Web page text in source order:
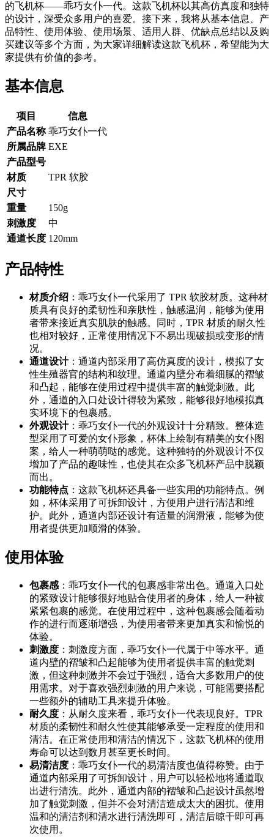
的飞机杯——乖巧女仆一代。这款飞机杯以其高仿真度和独特
的设计，深受众多用户的喜爱。接下来，我将从基本信息、产
品特性、使用体验、使用场景、适用人群、优缺点总结以及购
买建议等多个方面，为大家详细解读这款飞机杯，希望能为大
家提供有价值的参考。
基本信息
项目
信息
产品名称 乖巧女仆一代
所属品牌 EXE
产品型号
材质
TPR 软胶
尺寸
重量
150g
刺激度
中
通道长度 120mm
产品特性
材质介绍 ：乖巧女仆一代采用了 TPR 软胶材质。这种材
质具有良好的柔韧性和亲肤性，触感温润，能够为使用
者带来接近真实肌肤的触感。同时，TPR 材质的耐久性
也相对较好，正常使用情况下不易出现破损或变形的情
况。
通道设计：通道内部采用了高仿真度的设计，模拟了女
性生殖器官的结构和纹理。通道内壁分布着细腻的褶皱
和凸起，能够在使用过程中提供丰富的触觉刺激。此
外，通道的入口处设计得较为紧致，能够很好地模拟真
实环境下的包裹感。
外观设计：乖巧女仆一代的外观设计十分精致。整体造
型采用了可爱的女仆形象，杯体上绘制有精美的女仆图
案，给人一种萌萌哒的感觉。这种独特的外观设计不仅
增加了产品的趣味性，也使其在众多飞机杯产品中脱颖
而出。
功能特点 ：这款飞机杯还具备一些实用的功能特点。例
如，杯体采用了可拆卸设计，方便用户进行清洁和维
护。此外，通道内部还设计有适量的润滑液，能够为使
用者提供更加顺滑的体验。
使用体验
包裹感 ：乖巧女仆一代的包裹感非常出色。通道入口处
的紧致设计能够很好地贴合使用者的身体，给人一种被
紧紧包裹的感觉。在使用过程中，这种包裹感会随着动
作的进行而逐渐增强，为使用者带来更加真实和愉悦的
体验。
刺激度 ：刺激度方面，乖巧女仆一代属于中等水平。通
道内壁的褶皱和凸起能够为使用者提供丰富的触觉刺
激，但这种刺激并不会过于强烈，适合大多数用户的使
用需求。对于喜欢强烈刺激的用户来说，可能需要搭配
一些额外的辅助工具来提升体验。
耐久度 ：从耐久度来看，乖巧女仆一代表现良好。TPR
材质的柔韧性和耐久性使其能够承受一定程度的使用和
清洁。在正常使用和清洁的情况下，这款飞机杯的使用
寿命可以达到数月甚至更长时间。
易清洁度 ：乖巧女仆一代的易清洁度也值得称赞。由于
通道内部采用了可拆卸设计，用户可以轻松地将通道取
出进行清洗。此外，通道内部的褶皱和凸起设计虽然增
加了触觉刺激，但并不会对清洁造成太大的困扰。使用
温和的清洁剂和清水进行清洗即可，清洁后晾干即可再
次使用。